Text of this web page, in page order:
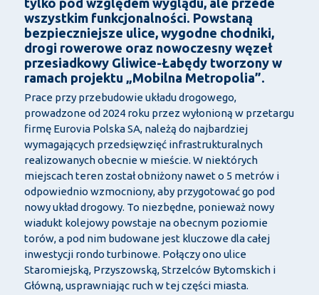
tylko pod względem wyglądu, ale przede
wszystkim funkcjonalności. Powstaną
bezpieczniejsze ulice, wygodne chodniki,
drogi rowerowe oraz nowoczesny węzeł
przesiadkowy Gliwice-Łabędy tworzony w
ramach projektu „Mobilna Metropolia”.
Prace przy przebudowie układu drogowego,
prowadzone od 2024 roku przez wyłonioną w przetargu
firmę Eurovia Polska SA, należą do najbardziej
wymagających przedsięwzięć infrastrukturalnych
realizowanych obecnie w mieście. W niektórych
miejscach teren został obniżony nawet o 5 metrów i
odpowiednio wzmocniony, aby przygotować go pod
nowy układ drogowy. To niezbędne, ponieważ nowy
wiadukt kolejowy powstaje na obecnym poziomie
torów, a pod nim budowane jest kluczowe dla całej
inwestycji rondo turbinowe. Połączy ono ulice
Staromiejską, Przyszowską, Strzelców Bytomskich i
Główną, usprawniając ruch w tej części miasta.